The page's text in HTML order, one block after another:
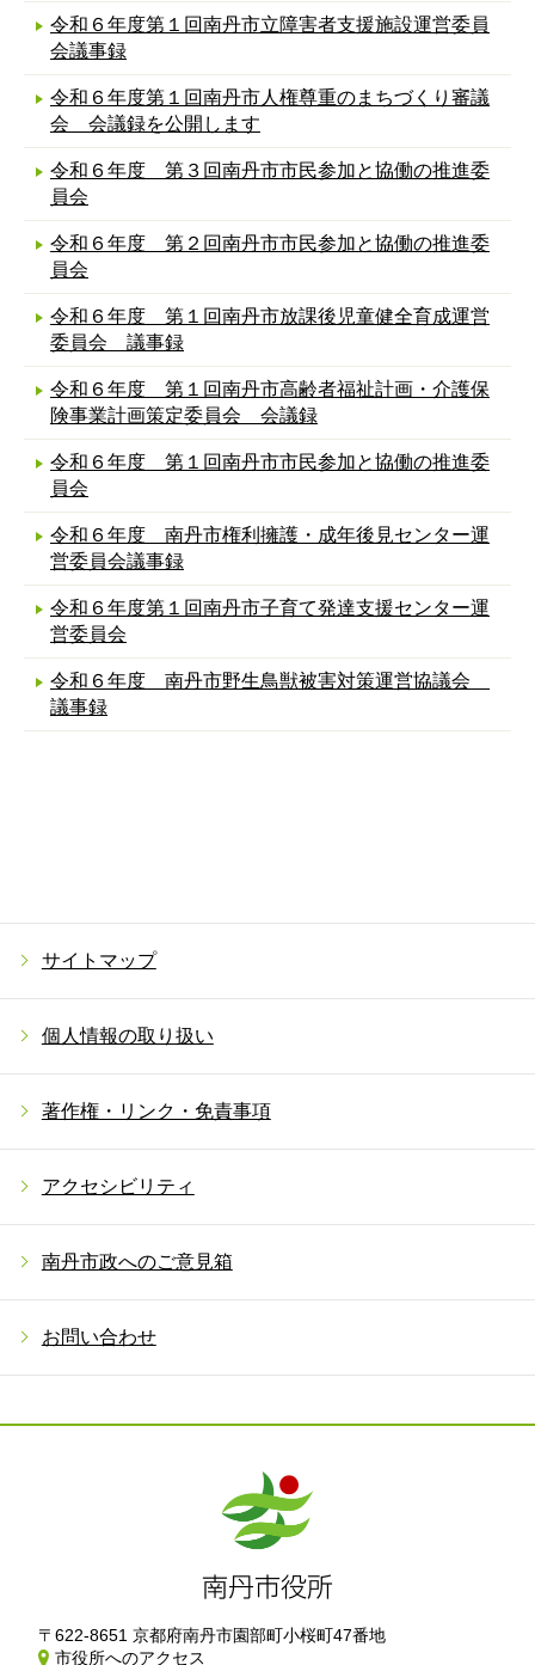
令和６年度第１回南丹市立障害者支援施設運営委員
会議事録
令和６年度第１回南丹市人権尊重のまちづくり審議
会 会議録を公開します
令和６年度 第３回南丹市市民参加と協働の推進委
員会
令和６年度 第２回南丹市市民参加と協働の推進委
員会
令和６年度 第１回南丹市放課後児童健全育成運営
委員会 議事録
令和６年度 第１回南丹市高齢者福祉計画・介護保
険事業計画策定委員会 会議録
令和６年度 第１回南丹市市民参加と協働の推進委
員会
令和６年度 南丹市権利擁護・成年後見センター運
営委員会議事録
令和６年度第１回南丹市子育て発達支援センター運
営委員会
令和６年度 南丹市野生鳥獣被害対策運営協議会
議事録
サイトマップ
個人情報の取り扱い
著作権・リンク・免責事項
アクセシビリティ
南丹市政へのご意見箱
お問い合わせ
〒622-8651 京都府南丹市園部町小桜町47番地
市役所へのアクセス